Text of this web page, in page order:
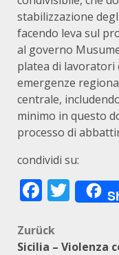
stabilizzazione
facendo leva sul
al governo
platea di lavoratori
emergenze
centrale,
minimo in questo
processo di
condividi su:
Zurück
Sicilia – Violenza